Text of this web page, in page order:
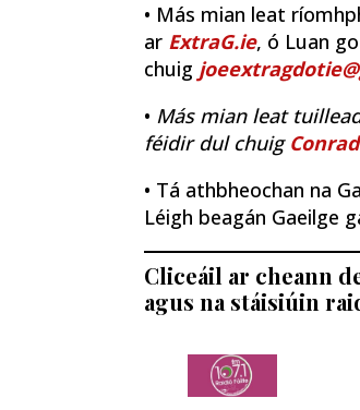
• Más mian leat
ar ExtraG.ie, ó Luan
chuig
• Más mian leat
féidir dul chuig
• Tá athbheochan na
Léigh beagán Gaeilge
Cliceáil ar cheann
agus na stáisiúin